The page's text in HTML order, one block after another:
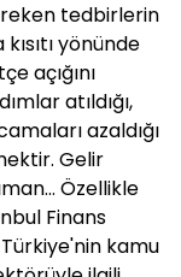
tedbirlerin
yönünde
açığını
atıldığı,
azaldığı
Gelir
Özellikle
Finans
kamu